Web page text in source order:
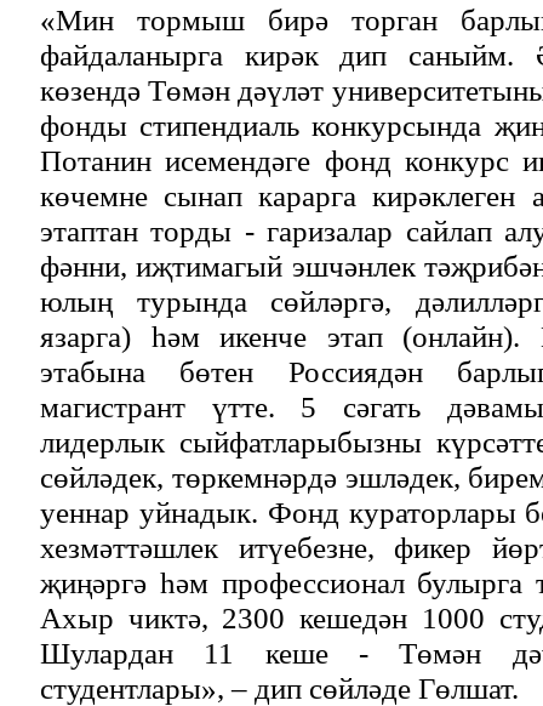
«Мин тормыш бирә торган
файдаланырга кирәк дип саныйм.
көзендә Төмән дәүләт
фонды стипендиаль конкурсында
Потанин исемендәге фонд конкурс
көчемне сынап карарга
этаптан торды - гаризалар сайлап
фәнни, иҗтимагый эшчәнлек
юлың турында сөйләргә,
язарга) һәм икенче этап (онлайн).
этабына бөтен Россиядән
магистрант үтте. 5 сәгать
лидерлык сыйфатларыбызны
сөйләдек, төркемнәрдә эшләдек,
уеннар уйнадык. Фонд кураторлары
хезмәттәшлек итүебезне, фикер
җиңәргә һәм профессионал булырга
Ахыр чиктә, 2300 кешедән 1000
Шулардан 11 кеше - Төмән
студентлары», – дип сөйләде Гөлшат.